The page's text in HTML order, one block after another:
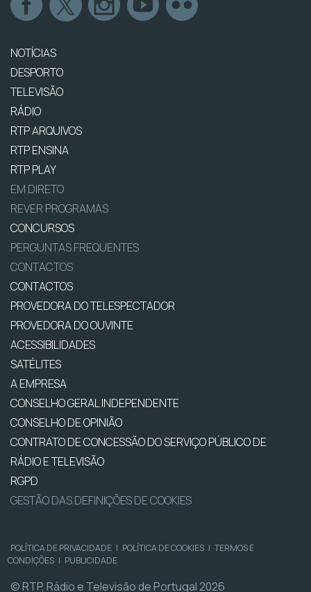
NOTÍCIAS
DESPORTO
TELEVISÃO
RÁDIO
RTP ARQUIVOS
RTP ENSINA
RTP PLAY
EM DIRETO
REVER PROGRAMAS
CONCURSOS
PERGUNTAS FREQUENTES
CONTACTOS
CONTACTOS
PROVEDORA DO TELESPECTADOR
PROVEDORA DO OUVINTE
ACESSIBILIDADES
SATÉLITES
A EMPRESA
CONSELHO GERAL INDEPENDENTE
CONSELHO DE OPINIÃO
CONTRATO DE CONCESSÃO DO SERVIÇO PÚBLICO DE
RÁDIO E TELEVISÃO
RGPD
GESTÃO DAS DEFINIÇÕES DE COOKIES
POLÍTICA DE PRIVACIDADE | POLÍTICA DE COOKIES | TERMOS E
CONDIÇÕES | PUBLICIDADE
© RTP, Rádio e Televisão de Portugal 2026